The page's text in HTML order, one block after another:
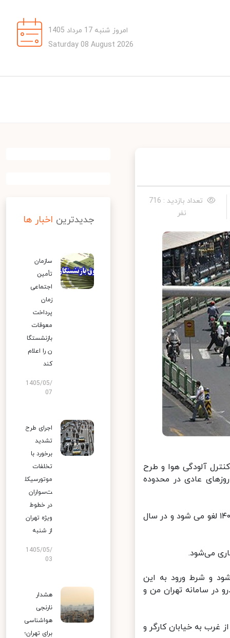
امروز شنبه 17 مرداد 1405
Saturday 08 August 2026
تعداد بازدید : 716
نفر
آلودگی هوا و طرح
شد و فقط تا روز ۲۸ اسفند طبق روزهای عادی در محدوده
وی افزود: طرح ترافیک از روز ۲۹ اسفند ۱۴۰۰ تا پایان روز سیزدهم فروردین ۱۴۰۱ لغو می شود و در سال
و شرط ورود به این
سامانه تهران من و
به خیابان کارگر و
جدیدترین اخبار ها
سازمان
تأمین
اجتماعی
زمان
پرداخت
معوقات
بازنشستگا
ن را اعلام
کند
1405/05/
07
اجرای طرح
تشدید
برخورد با
تخلفات
موتورسیکل
ت‌سواران
در خطوط
ویژه تهران
از شنبه
1405/05/
03
هشدار
نارنجی
هواشناسی
برای تهران؛